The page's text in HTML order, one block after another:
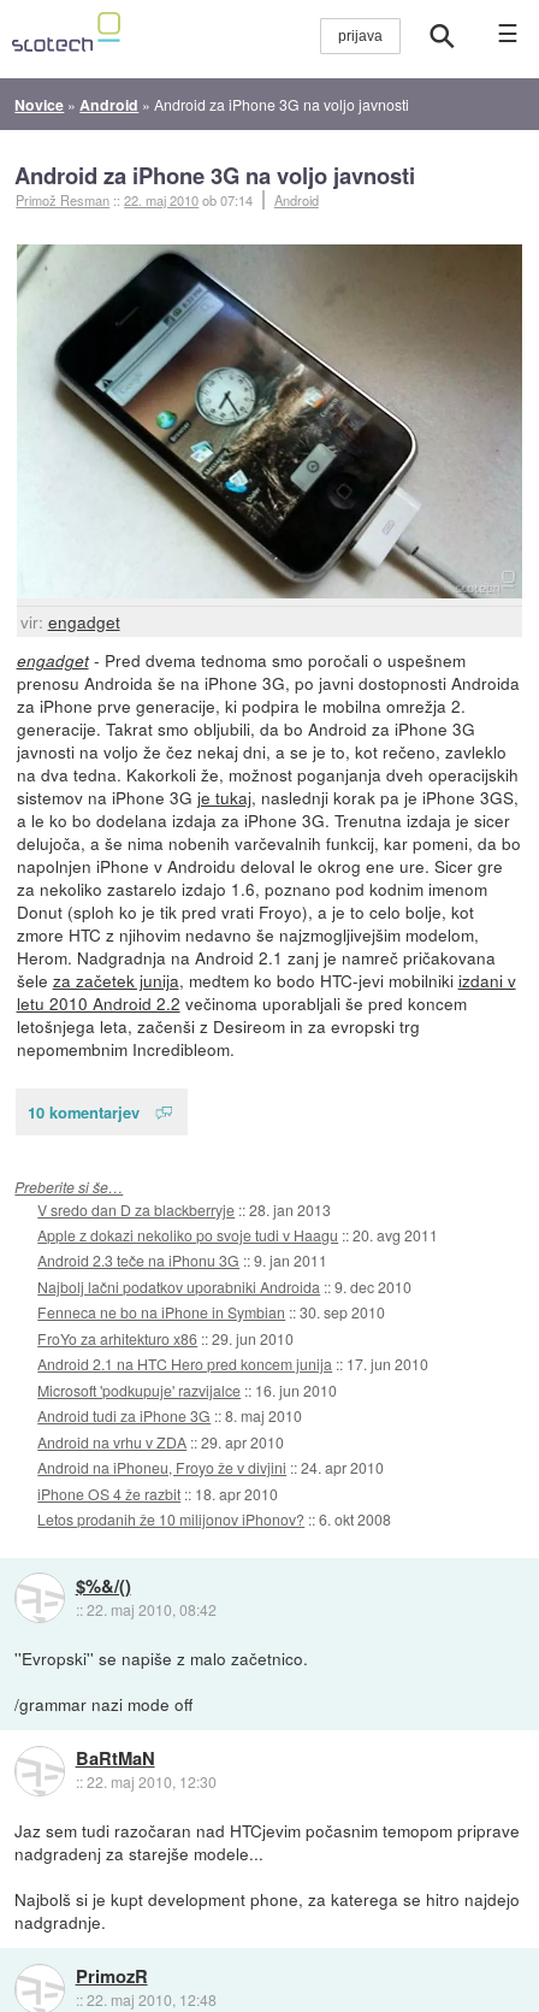
☰
Novice » Android »Android za iPhone 3G na voljo javnosti
Android za iPhone 3G na voljo javnosti
Primož Resman ::22. maj 2010ob 07:14 Android
vir: engadget
engadget- Pred dvema tednoma smo poročali o uspešnem
prenosu Androida še na iPhone 3G, po javni dostopnosti Androida
za iPhone prve generacije, ki podpira le mobilna omrežja 2.
generacije. Takrat smo obljubili, da bo Android za iPhone 3G
javnosti na voljo že čez nekaj dni, a se je to, kot rečeno, zavleklo
na dva tedna. Kakorkoli že, možnost poganjanja dveh operacijskih
sistemov na iPhone 3G je tukaj, naslednji korak pa je iPhone 3GS,
a le ko bo dodelana izdaja za iPhone 3G. Trenutna izdaja je sicer
delujoča, a še nima nobenih varčevalnih funkcij, kar pomeni, da bo
napolnjen iPhone v Androidu deloval le okrog ene ure. Sicer gre
za nekoliko zastarelo izdajo 1.6, poznano pod kodnim imenom
Donut (sploh ko je tik pred vrati Froyo), a je to celo bolje, kot
zmore HTC z njihovim nedavno še najzmogljivejšim modelom,
Herom. Nadgradnja na Android 2.1 zanj je namreč pričakovana
šele za začetek junija, medtem ko bodo HTC-jevi mobilniki izdani v
letu 2010 Android 2.2 večinoma uporabljali še pred koncem
letošnjega leta, začenši z Desireom in za evropski trg
nepomembnim Incredibleom.
10 komentarjev
Preberite si še…
V sredo dan D za blackberryje ::28. jan 2013
Apple z dokazi nekoliko po svoje tudi v Haagu ::20. avg 2011
Android 2.3 teče na iPhonu 3G ::9. jan 2011
Najbolj lačni podatkov uporabniki Androida ::9. dec 2010
Fenneca ne bo na iPhone in Symbian ::30. sep 2010
FroYo za arhitekturo x86 ::29. jun 2010
Android 2.1 na HTC Hero pred koncem junija :: 17. jun 2010
Microsoft 'podkupuje' razvijalce :: 16. jun 2010
Android tudi za iPhone 3G ::8. maj 2010
Android na vrhu v ZDA ::29. apr 2010
Android na iPhoneu, Froyo že v divjini ::24. apr 2010
iPhone OS 4 že razbit :: 18. apr 2010
Letos prodanih že 10 milijonov iPhonov? ::6. okt 2008
$%&/()
::22. maj 2010, 08:42
''Evropski'' se napiše z malo začetnico.
/grammar nazi mode off
BaRtMaN
::22. maj 2010, 12:30
Jaz sem tudi razočaran nad HTCjevim počasnim temopom priprave
nadgradenj za starejše modele...
Najbolš si je kupt development phone, za katerega se hitro najdejo
nadgradnje.
PrimozR
::22. maj 2010, 12:48